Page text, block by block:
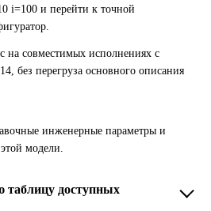
i=100 и перейти к точной
на совместимых исполнениях с
без перегруза основного описания
инженерные параметры и
модели.
таблицу доступных